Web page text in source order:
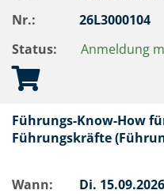
Nr.:
26L3000104
Status:
Anmeldung
Führungs-Know-How
Führungskräfte
Wann: Di.